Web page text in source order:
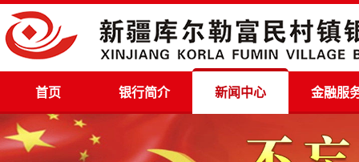
首页 银行简介 新闻中心 金融服